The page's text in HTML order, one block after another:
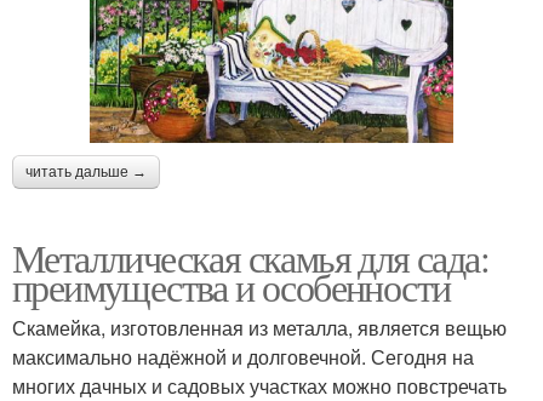
читать дальше →
Металлическая скамья для сада:
преимущества и особенности
Скамейка, изготовленная из металла, является вещью
максимально надёжной и долговечной. Сегодня на
многих дачных и садовых участках можно повстречать